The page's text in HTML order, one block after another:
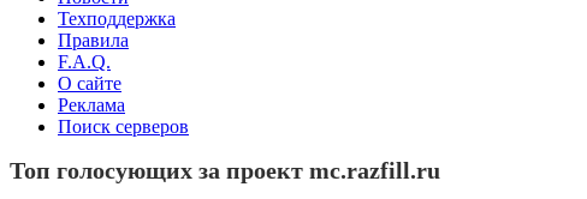
Техподдержка
Правила
F.A.Q.
О сайте
Реклама
Поиск серверов
Топ голосующих за проект mc.razfill.ru